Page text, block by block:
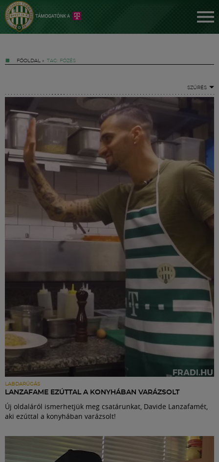
FŐOLDAL » TAG: FŐZÉS
SZŰRÉS
LABDARÚGÁS
LANZAFAME EZÚTTAL A KONYHÁBAN VARÁZSOLT
Új oldaláról ismerhetjük meg csatárunkat, Davide Lanzafamét,
aki ezúttal a konyhában varázsolt!
Jegyek
FM YouTube +
Labdarúgás
Meccscenter
Klub
Szolgáltatások
Shop
Közösség
Múzeum